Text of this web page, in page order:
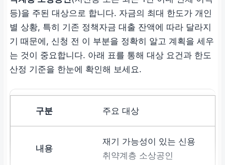
등)을 주된 대상으로 합니다. 자금의 최대 한도가 개인
별 상황, 특히 기존 정책자금 대출 잔액에 따라 달라지
기 때문에, 신청 전 이 부분을 정확히 알고 계획을 세우
는 것이 중요합니다. 아래 표를 통해 대상 요건과 한도
산정 기준을 한눈에 확인해 보세요.
주요 대상
재기 가능성이 있는 신용
취약계층 소상공인